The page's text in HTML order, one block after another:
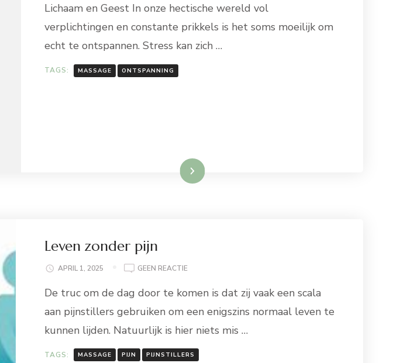
EEN
ONTSPANNINGSMASSAGE
Lichaam en Geest In onze hectische wereld vol
verplichtingen en constante prikkels is het soms moeilijk om
echt te ontspannen. Stress kan zich …
TAGS: MASSAGE ONTSPANNING
Lees meer
Leven zonder pijn
APRIL 1, 2025 GEEN REACTIEOP
ZONDER
De truc om de dag door te komen is dat zij vaak een scala
aan pijnstillers gebruiken om een enigszins normaal leven te
kunnen lijden. Natuurlijk is hier niets mis …
TAGS: MASSAGE PIJN PIJNSTILLERS